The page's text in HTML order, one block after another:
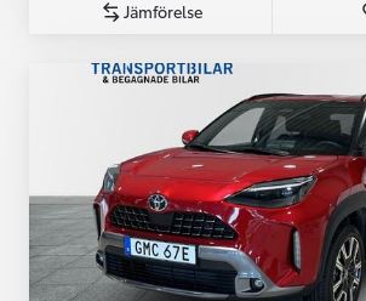
Jämförelse